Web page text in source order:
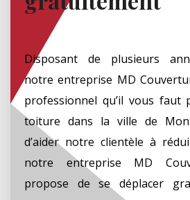
Disposant de plusieurs
notre entreprise MD
professionnel qu’il vous faut
toiture dans la ville de
d’aider notre clientèle à
notre entreprise MD
propose de se déplacer